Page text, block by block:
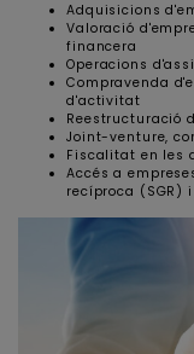
Adquisicions
Valoració
financera
Operacions
Compravenda
d'activitat
Reestructuració
Joint-venture,
Fiscalitat en les
Accés a
recíproca (SGR)